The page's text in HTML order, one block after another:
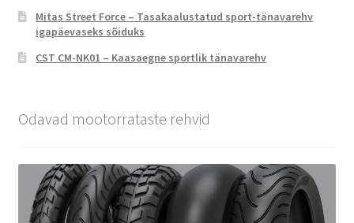
Mitas Street Force – Tasakaalustatud sport-tänavarehv
igapäevaseks sõiduks
CST CM-NK01 – Kaasaegne sportlik tänavarehv
Odavad mootorrataste rehvid